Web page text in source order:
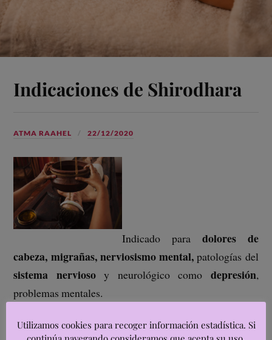
Indicaciones de Shirodhara
ATMA RAAHEL 22/12/2020
Indicado para dolores de
cabeza, migrañas, nerviosismo mental,patologías del
sistema nerviosoy neurológico como depresión,
problemas mentales.
Previene elalzheimer, ayuda a laesquizofrenia
Utilizamos cookies para recoger información estadística. Si